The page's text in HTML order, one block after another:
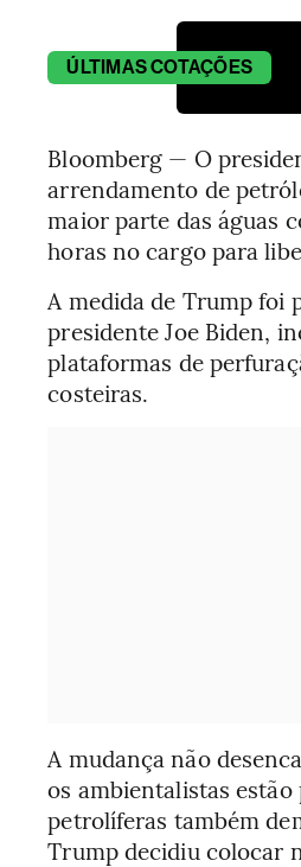
ÚLTIMASCOTAÇÕES
Bloomberg — O
arrendamento de
maior parte das águas
horas no cargo para
A medida de Trump foi
presidente Joe Biden,
plataformas de
costeiras.
A mudança não
os ambientalistas
petrolíferas também
Trump decidiu colocar